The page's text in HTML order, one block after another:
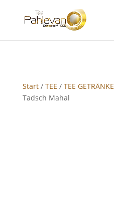
Start/ TEE / TEE GETRÄNKE
Tadsch Mahal